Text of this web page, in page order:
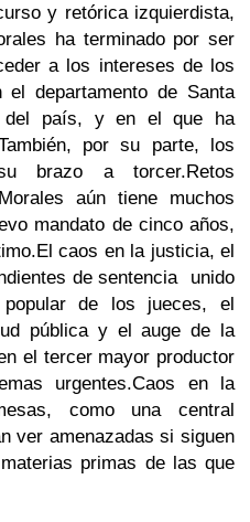
y retórica izquierdista,
ha terminado por ser
a los intereses de los
departamento de Santa
del país, y en el que ha
por su parte, los
brazo a torcer.Retos
aún tiene muchos
mandato de cinco años,
El caos en la justicia, el
de sentencia unido
de los jueces, el
pública y el auge de la
el tercer mayor productor
urgentes.Caos en la
, como una central
ver amenazadas si siguen
primas de las que